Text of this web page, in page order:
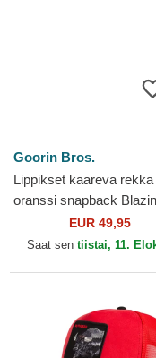
Goorin Bros.
Lippikset kaareva rekka
oranssi snapback
Flames The Farm Goorin
Bros.
EUR 49,95
Saat sen tiistai, 11.